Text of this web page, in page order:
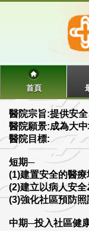
首頁
醫院宗旨:提供安
醫院願景:成為大
醫院目標:
短期─
(1)建置安全的醫療
(2)建立以病人安
(3)強化社區預防照
中期─投入社區健